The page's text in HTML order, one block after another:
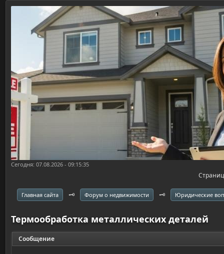
Сегодня: 07.08.2026 - 09:15:35
Главная сайта 🗝️ Форум о недвижимости 🗝️ Юридические
Термообработка металлических деталей
Сообщение